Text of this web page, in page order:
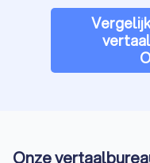
vergelijk de beste
Sint-Oedenrode is de
nauwkeurige
vertaalbureau of een
Onze